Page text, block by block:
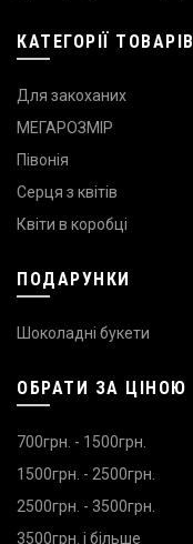
КАТЕГОРІЇ ТОВАРІВ
Для закоханих
МЕГАРОЗМІР
Півонія
Серця з квітів
Квіти в коробці
ПОДАРУНКИ
Шоколадні букети
ОБРАТИ ЗА ЦІНОЮ
700грн. - 1500грн.
1500грн. - 2500грн.
2500грн. - 3500грн.
3500грн. і більше